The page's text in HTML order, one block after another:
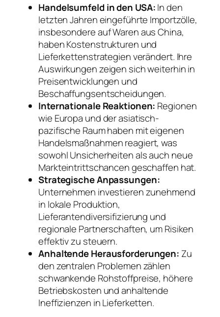
Handelsumfeld in den USA:In den
letzten Jahren eingeführte Importzölle,
insbesondere auf Waren aus China,
haben Kostenstrukturen und
Lieferkettenstrategien verändert. Ihre
Auswirkungen zeigen sich weiterhin in
Preisentwicklungen und
Beschaffungsentscheidungen.
Internationale Reaktionen: Regionen
wie Europa und der asiatisch-
pazifische Raum haben mit eigenen
Handelsmaßnahmen reagiert, was
sowohl Unsicherheiten als auch neue
Markteintrittschancen geschaffen hat.
Strategische Anpassungen:
Unternehmen investieren zunehmend
in lokale Produktion,
Lieferantendiversifizierung und
regionale Partnerschaften, um Risiken
effektiv zu steuern.
Anhaltende Herausforderungen: Zu
den zentralen Problemen zählen
schwankende Rohstoffpreise, höhere
Betriebskosten und anhaltende
Ineffizienzen in Lieferketten.